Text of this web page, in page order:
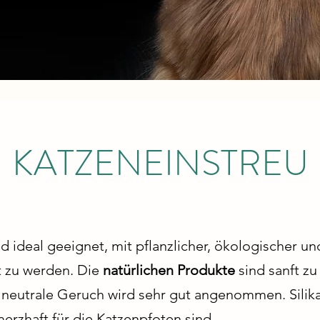
KATZENEINSTREU
ideal geeignet, mit pflanzlicher, ökologischer
werden. Die natürlichen Produkte sind sanft
Geruch wird sehr gut angenommen.